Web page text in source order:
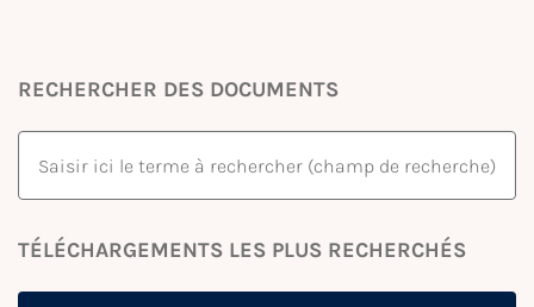
RECHERCHER DES DOCUMENTS
TÉLÉCHARGEMENTS LES PLUS RECHERCHÉS